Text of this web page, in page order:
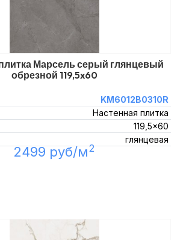
Марсель серый глянцевый
обрезной 119,5x60
KM6012B0310R
Настенная плитка
119,5x60
глянцевая
2499 руб/м2